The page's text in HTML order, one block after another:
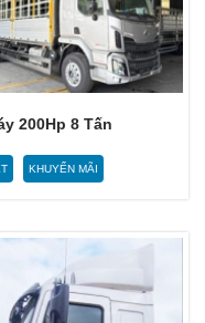
200Hp 8 Tấn
KHUYẾN MÃI